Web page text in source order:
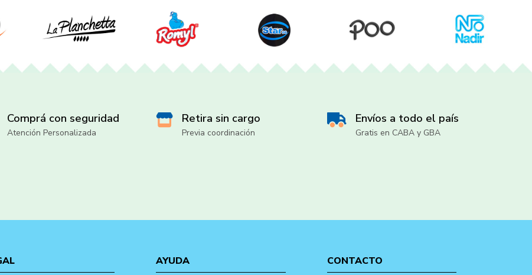
Comprá con seguridad
Atención Personalizada
Retira sin cargo
Previa coordinación
Envíos a todo el país
Gratis en CABA y GBA
AYUDA CONTACTO